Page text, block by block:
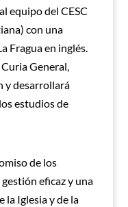
equipo del CESC
con una
Fragua en inglés.
General,
y desarrollará
estudios de
de los
eficaz y una
la Iglesia y de la